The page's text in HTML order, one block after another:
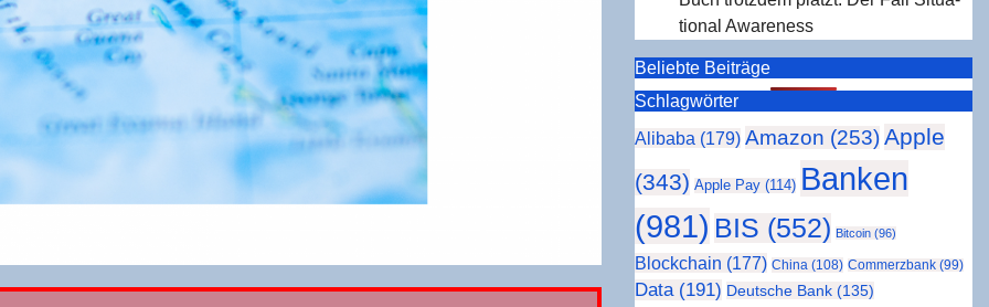
tio­nal Awareness
Beliebte Beiträge
Schlag­wör­ter
Alibaba (179) Amazon (253)Apple
(343) Apple Pay (114) Banken
(981) BIS (552) Bitcoin (96)
Blockchain (177) China (108) Commerzbank (99)
Data(191) Deutsche Bank (135)